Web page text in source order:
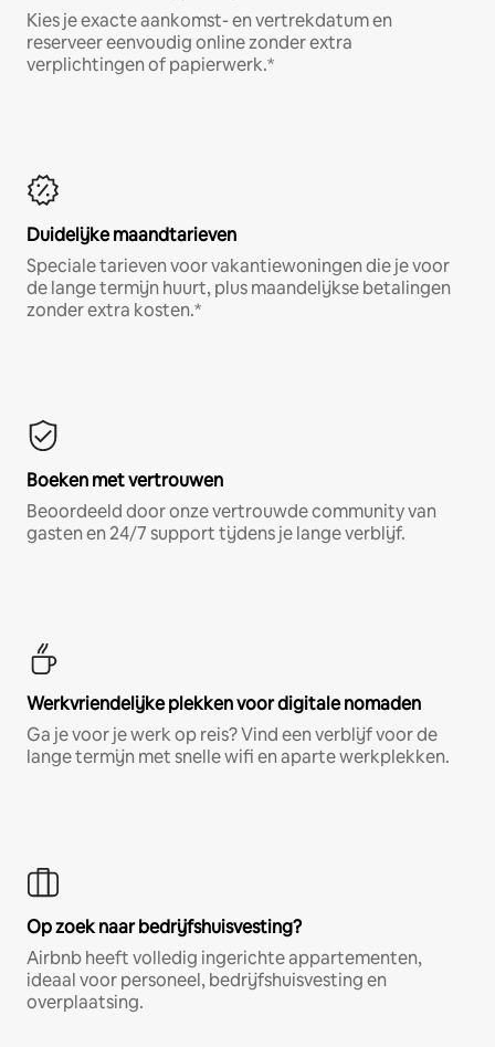
Kies je exacte aankomst- en vertrekdatum en
reserveer eenvoudig online zonder extra
verplichtingen of papierwerk.*
Duidelijke maandtarieven
Speciale tarieven voor vakantiewoningen die je voor
de lange termijn huurt, plus maandelijkse betalingen
zonder extra kosten.*
Boeken met vertrouwen
Beoordeeld door onze vertrouwde community van
gasten en 24/7 support tijdens je lange verblijf.
Werkvriendelijke plekken voor digitale nomaden
Ga je voor je werk op reis? Vind een verblijf voor de
lange termijn met snelle wifi en aparte werkplekken.
Op zoek naar bedrijfshuisvesting?
Airbnb heeft volledig ingerichte appartementen,
ideaal voor personeel, bedrijfshuisvesting en
overplaatsing.